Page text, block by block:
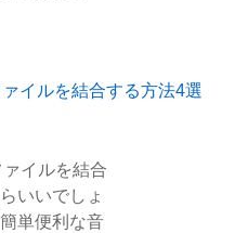
イルを結合する方法4選
イルを結合
いいでしょ
単便利な音